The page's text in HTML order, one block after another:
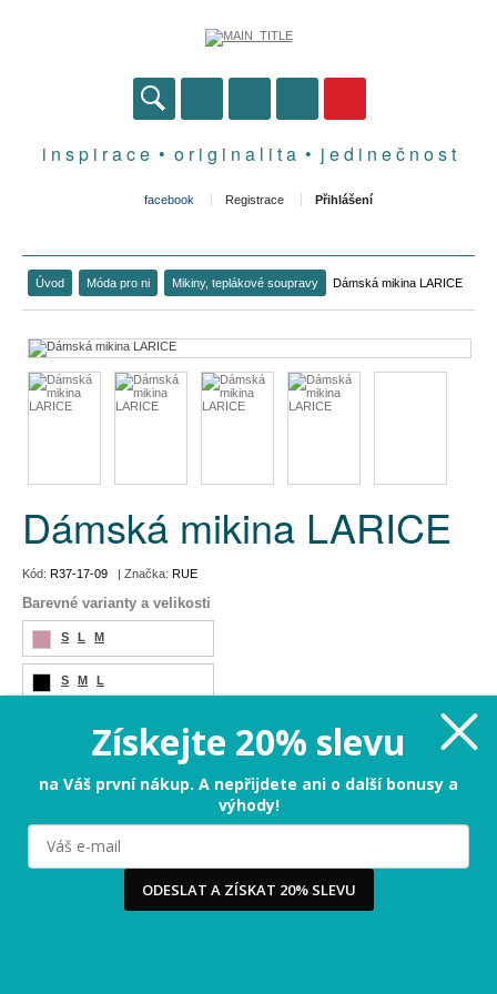
i n s p i r a c e • o r i g i n a l i t a • j e d i n e č n o s t
facebook Registrace Přihlášení
Úvod Móda pro ni Mikiny, teplákové soupravy Dámská mikina LARICE
Dámská mikina LARICE
Kód: R37-17-09 | Značka: RUE
Barevné varianty a velikosti
S L M
S M L
649 Kč
Omlouváme se, tento produkt není momentálně dostupný
Milujeme cookies!
Používáme cookies, abychom vám nabídli ten nejlepší
zajímá. Když souhlasíte s cookies, souhlasíte s tím, že
vás můžeme potěšit tou nejlepší verzí naší stránky.
...
Získejte 20% slevu
na Váš první nákup. A nepřijdete ani o další bonusy a
výhody!
ODESLAT A ZÍSKAT 20% SLEVU